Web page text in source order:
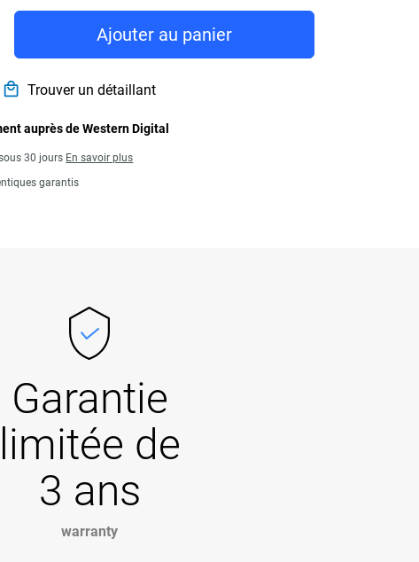
Ajouter au panier
Trouver un détaillant
auprès de Western Digital
30 jours En savoir plus
garantis
Garantie
limitée de
3 ans
warranty